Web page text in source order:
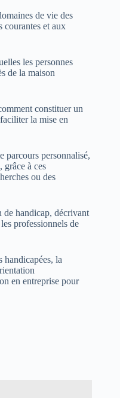
de vie des
courantes et aux
les personnes
de la maison
constituer un
la mise en
parcours personnalisé,
grâce à ces
ou des
de handicap, décrivant
professionnels de
handicapées, la
en entreprise pour